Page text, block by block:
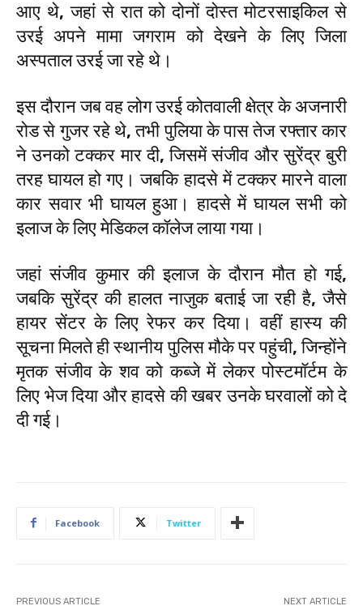
आए थे, जहां से रात को दोनों दोस्त मोटरसाइकिल से
उरई अपने मामा जगराम को देखने के लिए जिला
अस्पताल उरई जा रहे थे।
इस दौरान जब वह लोग उरई कोतवाली क्षेत्र के अजनारी
रोड से गुजर रहे थे, तभी पुलिया के पास तेज रफ्तार कार
ने उनको टक्कर मार दी, जिसमें संजीव और सुरेंद्र बुरी
तरह घायल हो गए। जबकि हादसे में टक्कर मारने वाला
कार सवार भी घायल हुआ। हादसे में घायल सभी को
इलाज के लिए मेडिकल कॉलेज लाया गया।
जहां संजीव कुमार की इलाज के दौरान मौत हो गई,
जबकि सुरेंद्र की हालत नाजुक बताई जा रही है, जैसे
हायर सेंटर के लिए रेफर कर दिया। वहीं हास्य की
सूचना मिलते ही स्थानीय पुलिस मौके पर पहुंची, जिन्होंने
मृतक संजीव के शव को कब्जे में लेकर पोस्टमॉर्टम के
लिए भेज दिया और हादसे की खबर उनके घरवालों को दे
दी गई।
Facebook Twitter
PREVIOUS ARTICLE NEXT ARTICLE